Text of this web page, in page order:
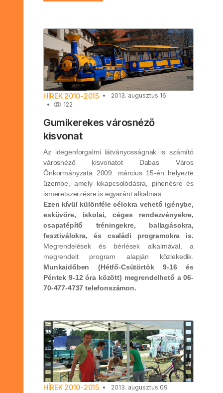
HÍREK 2010-2015
2013. augusztus 16
122
Gumikerekes városnéző
kisvonat
Az idegenforgalmi látványosságnak is számító
városnéző kisvonatot Dabas Város
Önkormányzata 2009. március 15-én helyezte
üzembe, amely kikapcsolódásra, pihenésre és
ismeretszerzésre is egyaránt alkalmas.
Ezen kívül különféle célokra vehető igénybe,
esküvőre, iskolai, céges rendezvényekre,
csapatépítő tréningekre, ballagásokra,
fesztiválokra, és családi programokra is.
Megrendelések és bérlések alkalmával, a
megrendelt program alapján közlekedik.
Munkaidőben (Hétfő-Csütörtök 9-16 és
Péntek 9-12 óra között) megrendelhető a 06-
70-477-4737 telefonszámon.
HÍREK 2010-2015
2013. augusztus 09